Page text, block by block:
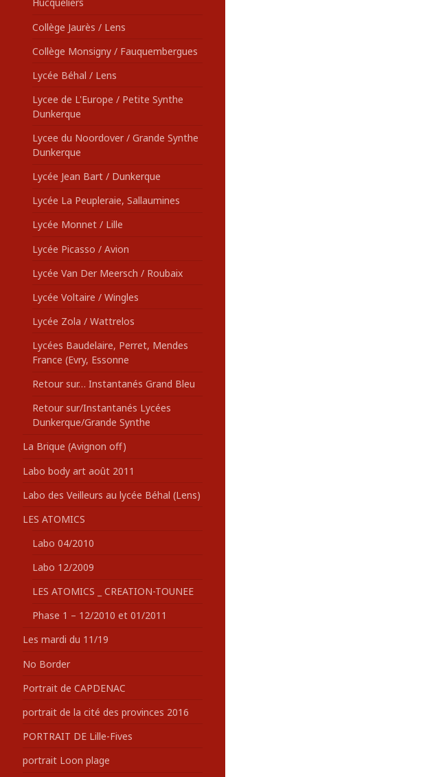
Hucqueliers
Collège Jaurès / Lens
Collège Monsigny / Fauquembergues
Lycée Béhal / Lens
Lycee de L'Europe / Petite Synthe
Dunkerque
Lycee du Noordover / Grande Synthe
Dunkerque
Lycée Jean Bart / Dunkerque
Lycée La Peupleraie, Sallaumines
Lycée Monnet / Lille
Lycée Picasso / Avion
Lycée Van Der Meersch / Roubaix
Lycée Voltaire / Wingles
Lycée Zola / Wattrelos
Lycées Baudelaire, Perret, Mendes
France (Evry, Essonne
Retour sur… Instantanés Grand Bleu
Retour sur/Instantanés Lycées
Dunkerque/Grande Synthe
La Brique (Avignon off)
Labo body art août 2011
Labo des Veilleurs au lycée Béhal (Lens)
LES ATOMICS
Labo 04/2010
Labo 12/2009
LES ATOMICS _ CREATION-TOUNEE
Phase 1 – 12/2010 et 01/2011
Les mardi du 11/19
No Border
Portrait de CAPDENAC
portrait de la cité des provinces 2016
PORTRAIT DE Lille-Fives
portrait Loon plage